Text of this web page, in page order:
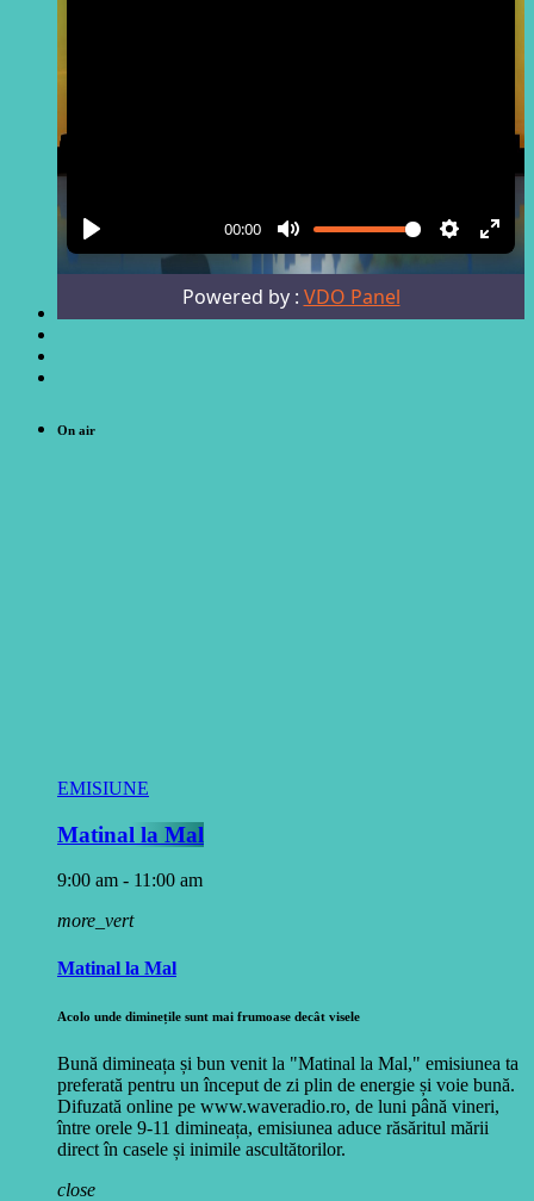
On air
EMISIUNE
Matinal la Mal
9:00 am - 11:00 am
more_vert
Matinal la Mal
Acolo unde diminețile sunt mai frumoase decât visele
Bună dimineața și bun venit la "Matinal la Mal," emisiunea ta
preferată pentru un început de zi plin de energie și voie bună.
Difuzată online pe www.waveradio.ro, de luni până vineri,
între orele 9-11 dimineața, emisiunea aduce răsăritul mării
direct în casele și inimile ascultătorilor.
close